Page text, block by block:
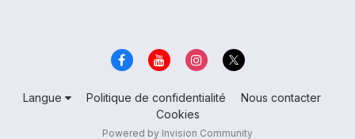
Langue Politique de confidentialité
Nous contacter
Cookies
Powered by Invision Community